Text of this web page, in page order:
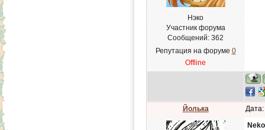
Нэко
Участник форума
Сообщений: 362
Репутация на форуме 0
Offline
Йолька
Neko